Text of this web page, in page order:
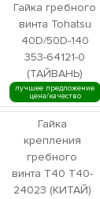
Гайка гребного
винта Tohatsu
40D/50D-140
353-64121-0
(ТАЙВАНЬ)
лучшее предложение
цена/качество
Гайка
крепления
гребного
винта T40 T40-
24023 (КИТАЙ)